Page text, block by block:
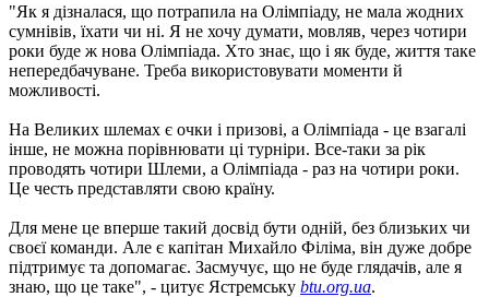
"Як я дізналася, що потрапила на Олімпіаду, не мала жодних
сумнівів, їхати чи ні. Я не хочу думати, мовляв, через чотири
роки буде ж нова Олімпіада. Хто знає, що і як буде, життя таке
непередбачуване. Треба використовувати моменти й
можливості.
На Великих шлемах є очки і призові, а Олімпіада - це взагалі
інше, не можна порівнювати ці турніри. Все-таки за рік
проводять чотири Шлеми, а Олімпіада - раз на чотири роки.
Це честь представляти свою країну.
Для мене це вперше такий досвід бути одній, без близьких чи
своєї команди. Але є капітан Михайло Філіма, він дуже добре
підтримує та допомагає. Засмучує, що не буде глядачів, але я
знаю, що це таке", - цитує Ястремську btu.org.ua.